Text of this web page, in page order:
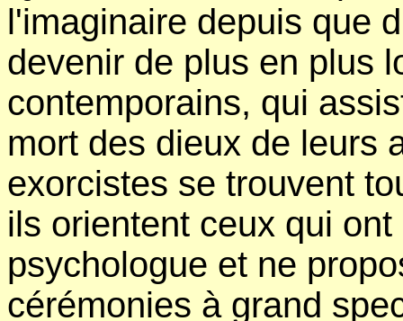
l'imaginaire depuis que
devenir de plus en plus
contemporains, qui
mort des dieux de leurs
exorcistes se trouvent
ils orientent ceux qui
psychologue et ne
cérémonies à grand